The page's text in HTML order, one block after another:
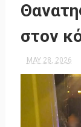
στον
MAY 28, 2026